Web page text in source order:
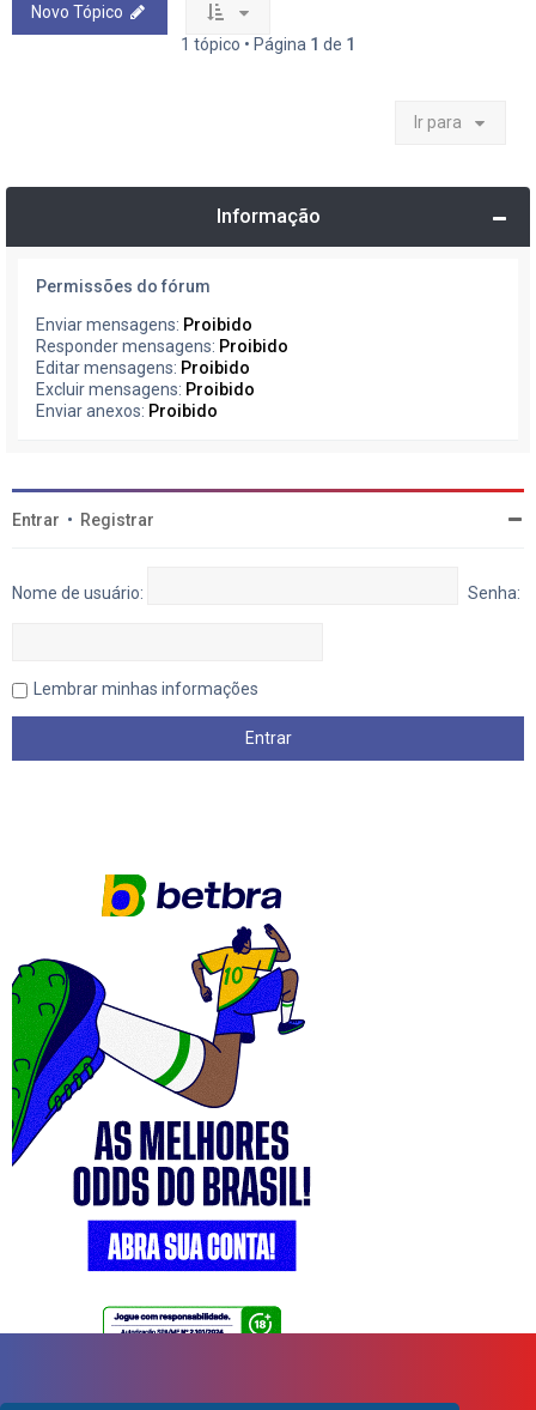
Novo Tópico
1 tópico • Página 1 de 1
Ir para
Informação
Permissões do fórum
Enviar mensagens: Proibido
Responder mensagens: Proibido
Editar mensagens: Proibido
Excluir mensagens: Proibido
Enviar anexos: Proibido
Entrar • Registrar
Nome de usuário: Senha:
Lembrar minhas informações